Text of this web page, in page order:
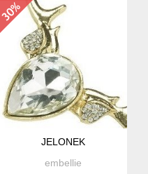
100CMJELONEK
embellie